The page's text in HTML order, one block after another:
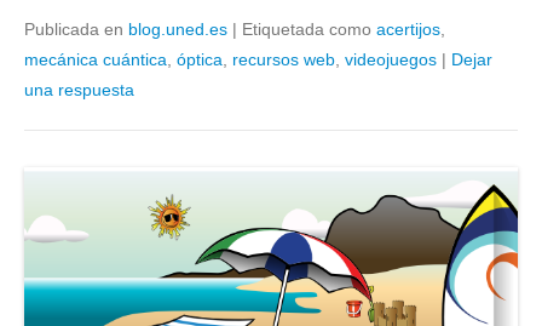
Publicada en blog.uned.es | Etiquetada como acertijos
mecánica cuántica óptica recursos web videojuegos | Dejar
una respuesta